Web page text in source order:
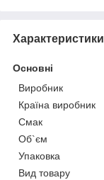
Характеристики
Основні
Виробник
Країна виробник
Смак
Об`єм
Упаковка
Вид товару